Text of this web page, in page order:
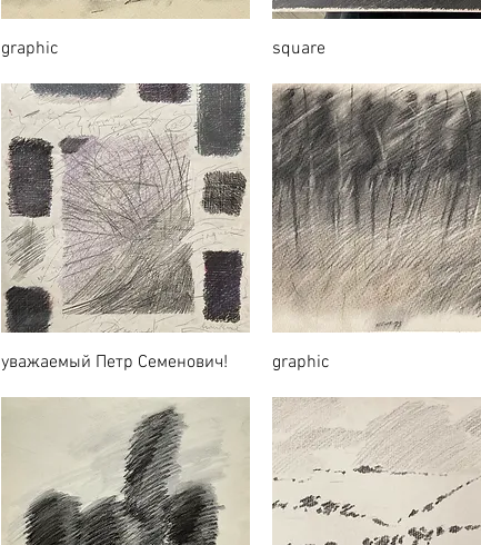
graphic square
уважаемый Петр Семенович! graphic